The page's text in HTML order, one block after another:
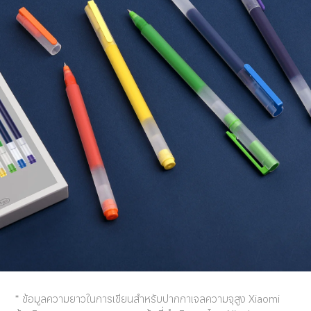
* ข้อมูลความยาวในการเขียนสำหรับปากกาเจลความจุสูง Xiaomi